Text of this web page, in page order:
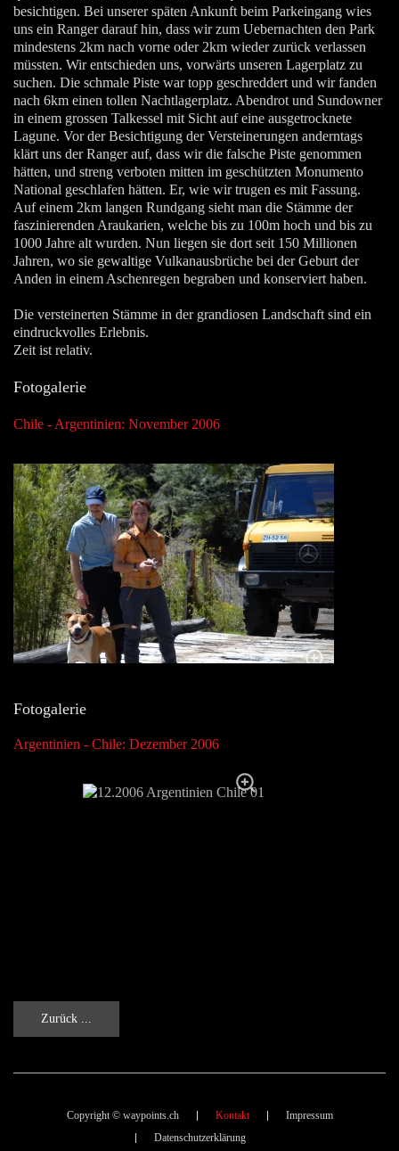
besichtigen. Bei unserer späten Ankunft beim Parkeingang wies
uns ein Ranger darauf hin, dass wir zum Uebernachten den Park
mindestens 2km nach vorne oder 2km wieder zurück verlassen
müssten. Wir entschieden uns, vorwärts unseren Lagerplatz zu
suchen. Die schmale Piste war topp geschreddert und wir fanden
nach 6km einen tollen Nachtlagerplatz. Abendrot und Sundowner
in einem grossen Talkessel mit Sicht auf eine ausgetrocknete
Lagune. Vor der Besichtigung der Versteinerungen anderntags
klärt uns der Ranger auf, dass wir die falsche Piste genommen
hätten, und streng verboten mitten im geschützten Monumento
National geschlafen hätten. Er, wie wir trugen es mit Fassung.
Auf einem 2km langen Rundgang sieht man die Stämme der
faszinierenden Araukarien, welche bis zu 100m hoch und bis zu
1000 Jahre alt wurden. Nun liegen sie dort seit 150 Millionen
Jahren, wo sie gewaltige Vulkanausbrüche bei der Geburt der
Anden in einem Aschenregen begraben und konserviert haben.
Die versteinerten Stämme in der grandiosen Landschaft sind ein
eindruckvolles Erlebnis.
Zeit ist relativ.
Fotogalerie
Chile - Argentinien: November 2006
Fotogalerie
Argentinien - Chile: Dezember 2006
Zurück ...
Copyright © waypoints.ch Kontakt
Impressum
Datenschutzerklärung